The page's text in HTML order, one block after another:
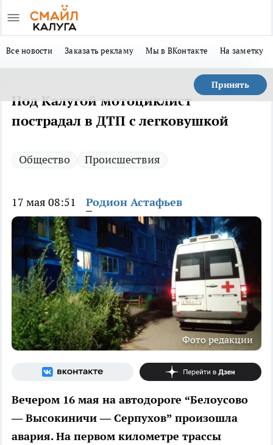
Все новости Заказать рекламу Мы в ВКонтакте На заметку
Принять
Под Калугой мотоциклист
пострадал в ДТП с легковушкой
Общество Происшествия
17 мая 08:51 Родион Астафьев
Фото редакции
Вечером 16 мая на автодороге “Белоусово
— Высокиничи — Серпухов” произошла
авария. На первом километре трассы